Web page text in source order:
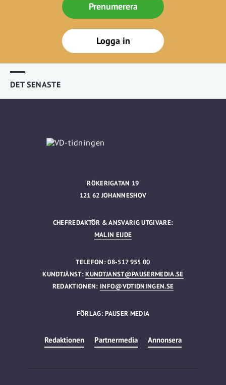
Prenumerera
Logga in
DET SENASTE
RÖKERIGATAN 19
121 62 JOHANNESHOV
CHEFREDAKTÖR & ANSVARIG UTGIVARE:
MALIN EIJDE
TELEFON: 08-517 955 00
KUNDTJÄNST:KUNDTJANST@PAUSERMEDIA.SE
REDAKTIONEN: INFO@VDTIDNINGEN.SE
FÖRLAG: PAUSER MEDIA
Redaktionen Partnermedia Annonsera